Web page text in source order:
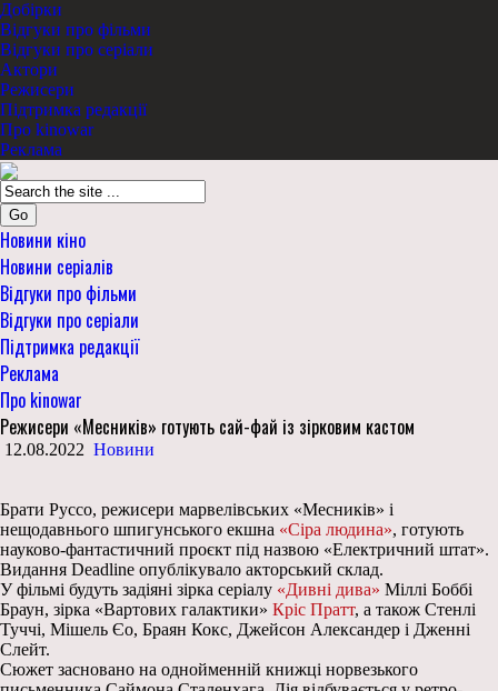
Добірки
Відгуки про фільми
Відгуки про серіали
Актори
Режисери
Підтримка редакції
Про kinowar
Реклама
Go
Новини кіно
Новини серіалів
Відгуки про фільми
Відгуки про серіали
Підтримка редакції
Реклама
Про kinowar
Режисери «Месників» готують сай-фай із зірковим кастом
12.08.2022 Новини
Брати Руссо, режисери марвелівських «Месників» і
нещодавнього шпигунського екшна «Сіра людина», готують
науково-фантастичний проєкт під назвою «Електричний штат».
Видання Deadline опублікувало акторський склад.
У фільмі будуть задіяні зірка серіалу «Дивні дива» Міллі Боббі
Браун, зірка «Вартових галактики» Кріс Пратт, а також Стенлі
Туччі, Мішель Єо, Браян Кокс, Джейсон Александер і Дженні
Слейт.
Сюжет засновано на однойменній книжці норвезького